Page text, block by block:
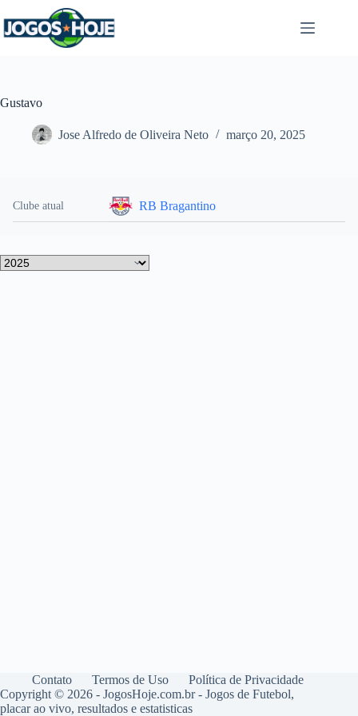
para
o
Gustavo
Jose Alfredo de Oliveira Neto março 20, 2025
Clube atual RB Bragantino
Contato Termos de Uso
Política de Privacidade
Copyright © 2026 - JogosHoje.com.br - Jogos de Futebol,
placar ao vivo, resultados e estatisticas